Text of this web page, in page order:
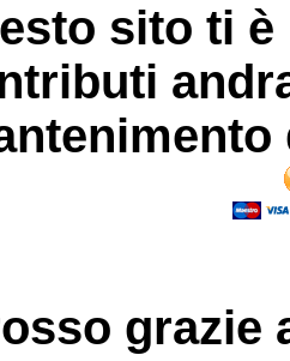
sito ti
grazie